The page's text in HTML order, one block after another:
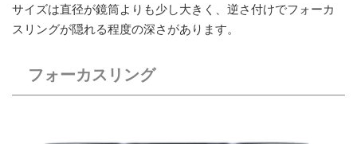
サイズは直径が鏡筒よりも少し大きく、逆さ付けでフォーカ
スリングが隠れる程度の深さがあります。
フォーカスリング